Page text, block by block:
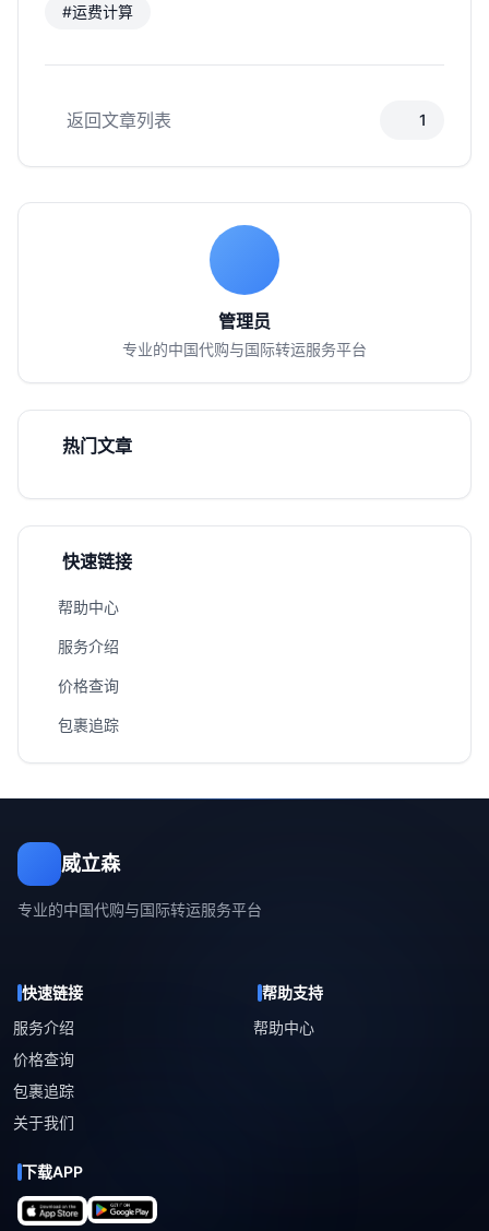
#运费计算
返回文章列表 1
管理员
专业的中国代购与国际转运服务平台
热门文章
快速链接
帮助中心
服务介绍
价格查询
包裹追踪
威立森
专业的中国代购与国际转运服务平台
快速链接
服务介绍
价格查询
包裹追踪
关于我们
帮助支持
帮助中心
下载APP